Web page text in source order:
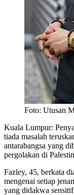
Foto: Utusan
Kuala Lumpur:
tiada masalah
antarabangsa yang
pergolakan di
Fazley, 45, berkata
mengenai setiap
yang didakwa